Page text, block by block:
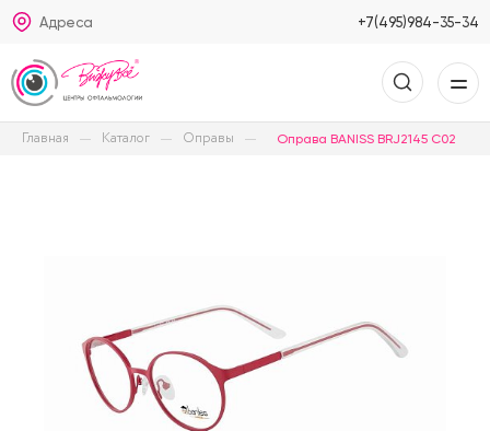
Адреса +7(495)984-35-34
Главная Каталог Оправы Оправа BANISS BRJ2145 C02